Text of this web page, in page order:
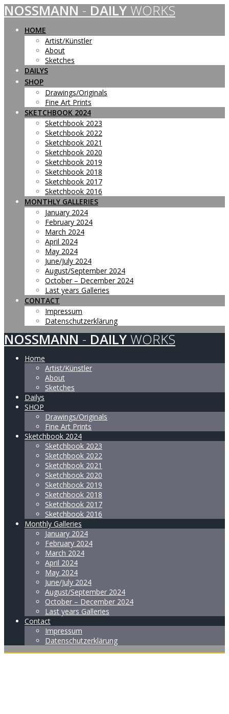
Skip
to
content
NOSSMANN - DAILY WORKS
HOME
Artist/Künstler
About
Sketches
DAILYS
SHOP
Drawings/Originals
Fine Art Prints
SKETCHBOOK 2024
Sketchbook 2023
Sketchbook 2022
Sketchbook 2021
Sketchbook 2020
Sketchbook 2019
Sketchbook 2018
Sketchbook 2017
Sketchbook 2016
MONTHLY GALLERIES
January 2024
February 2024
March 2024
April 2024
May 2024
June/July 2024
August/September 2024
October – December 2024
Last years Galleries
CONTACT
Impressum
Datenschutzerklärung
NOSSMANN - DAILY WORKS
Home
Artist/Künstler
About
Sketches
Dailys
SHOP
Drawings/Originals
Fine Art Prints
Sketchbook 2024
Sketchbook 2023
Sketchbook 2022
Sketchbook 2021
Sketchbook 2020
Sketchbook 2019
Sketchbook 2018
Sketchbook 2017
Sketchbook 2016
Monthly Galleries
January 2024
February 2024
March 2024
April 2024
May 2024
June/July 2024
August/September 2024
October – December 2024
Last years Galleries
Contact
Impressum
Datenschutzerklärung